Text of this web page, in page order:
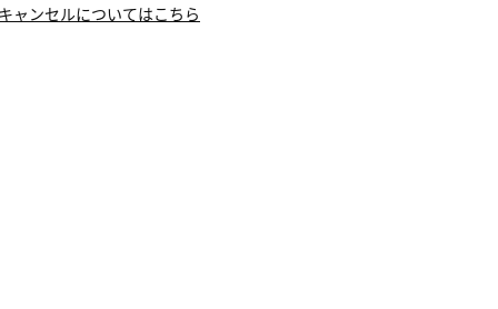
ャンセルについてはこちら